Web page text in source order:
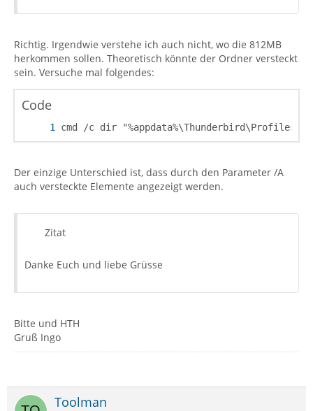
Richtig. Irgendwie verstehe ich auch nicht, wo die 812MB
herkommen sollen. Theoretisch könnte der Ordner versteckt
sein. Versuche mal folgendes:
Code
cmd /c dir
Der einzige Unterschied ist, dass durch den Parameter /A
auch versteckte Elemente angezeigt werden.
Zitat
Danke Euch und liebe Grüsse
Bitte und HTH
Gruß Ingo
Toolman